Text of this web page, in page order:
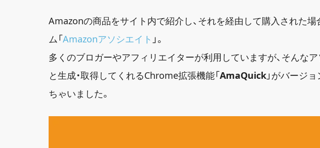
Amazonの商品をサイト内で紹介し、それを経由して購入された
ム「Amazonアソシエイト 」。
多くのブロガーやアフィリエイターが利用していますが、そんな
と生成・取得してくれるChrome拡張機能「AmaQuick」がバージ
ちゃいました。